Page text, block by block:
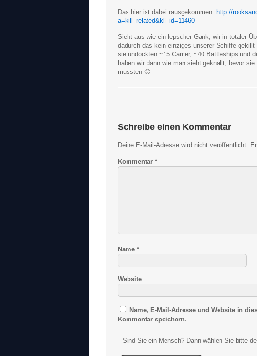
Das hier ist dabei rausgekommen: http://
a=kill_related&kll_id=11460
Sieht aus wie ein lepscher Gank, wir in totaler
dadurch das kein einziges unserer Schiffe
sie undockten ~15 Carrier, ~40 Battleships und
haben wir dann wie man sieht geknallt, bevor
mussten 🙂
Schreibe einen Kommentar
Deine E-Mail-Adresse wird nicht veröffentlicht.
Kommentar *
Name *
Website
Name, E-Mail-Adresse und Website in
Kommentar speichern.
Sind Sie ein Mensch? Dann wählen Sie bitte